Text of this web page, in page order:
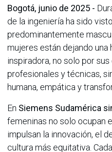
Bogotá, junio de 2025 -
de la ingeniería ha sido
predominantemente
mujeres están dejando una
inspiradora, no solo por
profesionales y técnicas,
humana, empática y
En Siemens Sudamérica
femeninas no solo ocupan
impulsan la innovación, el
cultura más equitativa.